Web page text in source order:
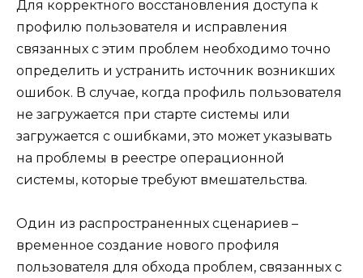
Для корректного восстановления доступа к
профилю пользователя и исправления
связанных с этим проблем необходимо точно
определить и устранить источник возникших
ошибок. В случае, когда профиль пользователя
не загружается при старте системы или
загружается с ошибками, это может указывать
на проблемы в реестре операционной
системы, которые требуют вмешательства.
Один из распространенных сценариев –
временное создание нового профиля
пользователя для обхода проблем, связанных с